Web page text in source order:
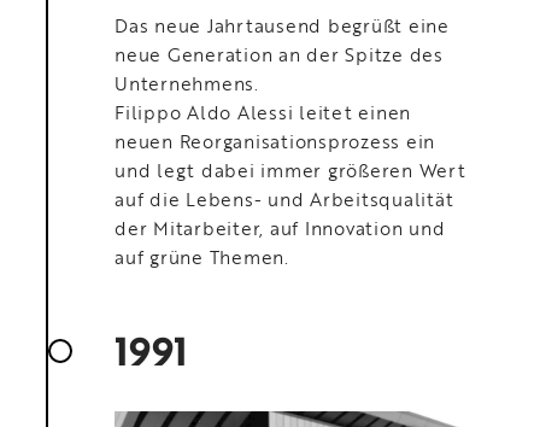
Das neue Jahrtausend begrüßt eine
neue Generation an der Spitze des
Unternehmens.
Filippo Aldo Alessi leitet einen
neuen Reorganisationsprozess ein
und legt dabei immer größeren Wert
auf die Lebens- und Arbeitsqualität
der Mitarbeiter, auf Innovation und
auf grüne Themen.
1991